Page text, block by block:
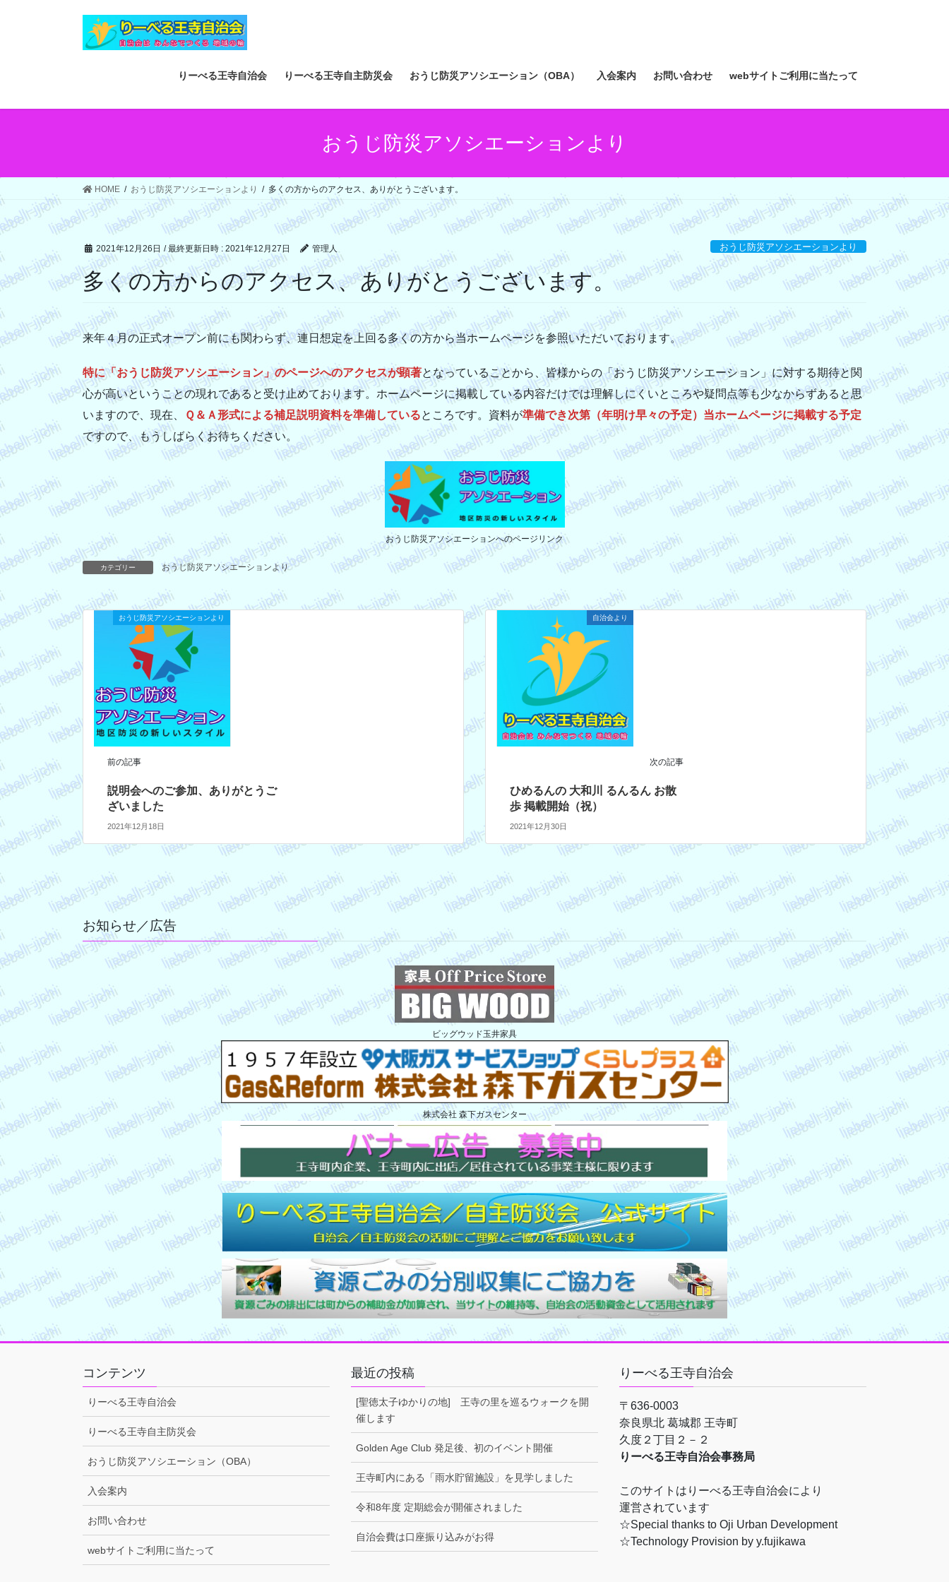
ス
ン
りーべる王寺自治会 りーべる王寺自主防災会 おうじ防災アソシエーション（OBA） 入会案内 お問い合わせ webサイトご利用に当たって
おうじ防災アソシエーションより
HOME おうじ防災アソシエーションより 多くの方からのアクセス、ありがとうございます。
2021年12月26日 / 最終更新日時 : 2021年12月27日 管理人 おうじ防災アソシエーションより
多くの方からのアクセス、ありがとうございます。
来年４月の正式オープン前にも関わらず、連日想定を上回る多くの方から当ホームページを参照いただいております。
特に「おうじ防災アソシエーション」のページへのアクセスが顕著となっていることから、皆様からの「おうじ防災アソシエーション」に対する期待と関
心が高いということの現れであると受け止めております。ホームページに掲載している内容だけでは理解しにくいところや疑問点等も少なからずあると思
いますので、現在、
Ｑ＆Ａ形式による補足説明資料を準備しているところです。資料が準備でき次第（年明け早々の予定）当ホームページに掲載する予定
ですので、もうしばらくお待ちください。
おうじ防災アソシエーションへのページリンク
カテゴリー おうじ防災アソシエーションより
おうじ防災アソシエーションより
前の記事
説明会へのご参加、ありがとうご
ざいました
2021年12月18日
自治会より
次の記事
ひめるんの 大和川 るんるん お散
歩 掲載開始（祝）
2021年12月30日
お知らせ／広告
ビッグウッド玉井家具
株式会社 森下ガスセンター
コンテンツ
りーべる王寺自治会
りーべる王寺自主防災会
おうじ防災アソシエーション（OBA）
入会案内
お問い合わせ
webサイトご利用に当たって
最近の投稿
[聖徳太子ゆかりの地] 王寺の里を巡るウォークを開
催します
Golden Age Club 発足後、初のイベント開催
王寺町内にある「雨水貯留施設」を見学しました
令和8年度 定期総会が開催されました
自治会費は口座振り込みがお得
りーべる王寺自治会
〒636-0003
奈良県北 葛城郡 王寺町
久度２丁目２－２
りーべる王寺自治会事務局
このサイトはりーべる王寺自治会により
運営されています
☆Special thanks to Oji Urban Development
☆Technology Provision by y.fujikawa